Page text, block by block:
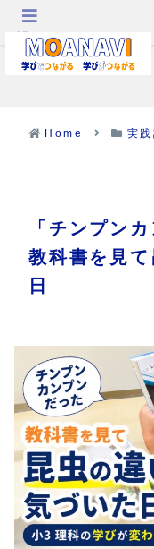
Home 実践
「チンプン
教科書を見
日
メニュー